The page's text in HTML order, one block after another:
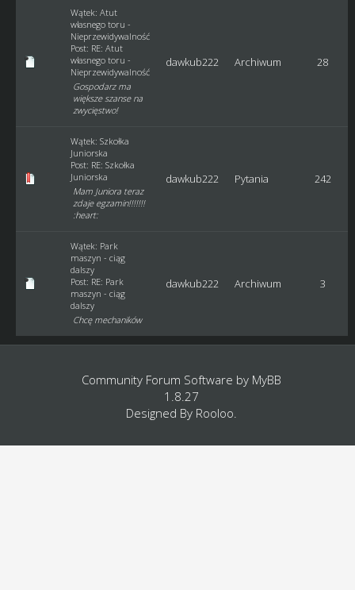
Wątek: Atut
własnego toru -
Nieprzewidywalność
Post: RE: Atut
własnego toru -
Nieprzewidywalność
Gospodarz ma
większe szanse na
zwycięstwo!
dawkub222 Archiwum 28
Wątek: Szkołka
Juniorska
Post: RE: Szkołka
Juniorska
Mam Juniora teraz
zdaje egzamin!!!!!!!
:heart:
dawkub222 Pytania 242
Wątek: Park
maszyn - ciąg
dalszy
Post: RE: Park
maszyn - ciąg
dalszy
Chcę mechaników
dawkub222 Archiwum 3
Community Forum Software by MyBB
1.8.27
Designed By Rooloo.